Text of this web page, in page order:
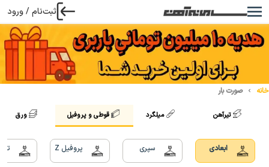
ثبت‌نام / ورود
خانه صورت بار
تیرآهن میلگرد قوطی و پروفیل ورق
ابعادی سپری پروفیل Z